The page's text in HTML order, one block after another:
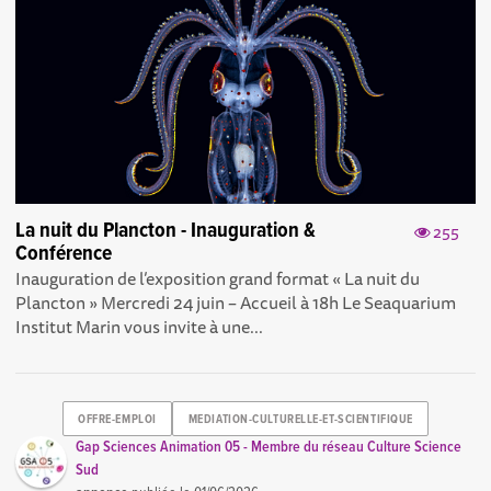
255
La nuit du Plancton - Inauguration &
Conférence
Inauguration de l’exposition grand format « La nuit du
Plancton » Mercredi 24 juin – Accueil à 18h Le Seaquarium
Institut Marin vous invite à une...
OFFRE-EMPLOI MEDIATION-CULTURELLE-ET-SCIENTIFIQUE
Gap Sciences Animation 05 - Membre du réseau Culture Science
Sud